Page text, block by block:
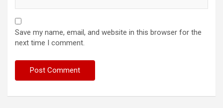
Save my name, email, and website in this browser for the
next time I comment.